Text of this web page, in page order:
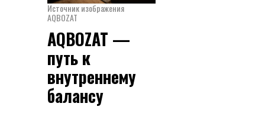
Источник изображения
AQBOZAT
AQBOZAT —
путь к
внутреннему
балансу